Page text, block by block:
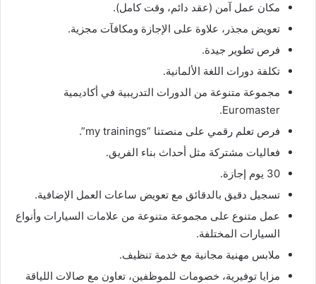
مكان عمل آمن (عقد دائم، وقت كامل).
تعويض مجذر، علاوة على الإجازة ومكافآت مجزية.
فرص تطوير جيدة.
تكلفة دورات اللغة الألمانية.
مجموعة متنوعة من الدورات التدريبية في أكاديمية
Euromaster.
فرص تعلم رقمي على منصتنا “my trainings”.
فعاليات مشتركة مثل أحداث بناء الفريق.
30 يوم إجازة.
تسجيل دقيق بالدقائق مع تعويض ساعات العمل الإضافية.
عمل متنوع على مجموعة متنوعة من علامات السيارات وأنواع
السيارات المختلفة.
ملابس مهنية مجانية مع خدمة تنظيف.
مزايا توفيرية، خصومات للموظفين، تعاون مع صالات اللياقة